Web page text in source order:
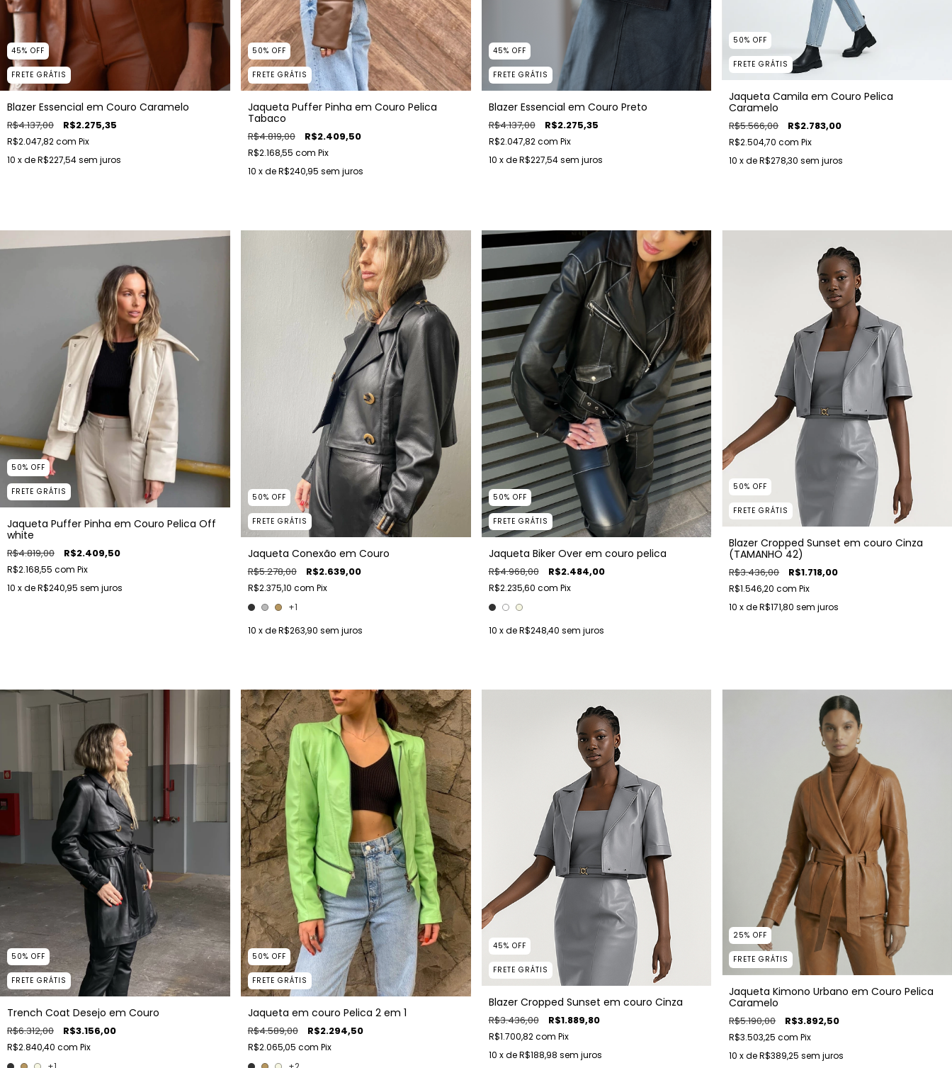
45% OFF
FRETE GRÁTIS
Blazer Essencial em Couro Caramelo
R$4.137,00 R$2.275,35
R$2.047,82com Pix
10 x deR$227,54sem juros
50% OFF
FRETE GRÁTIS
Jaqueta Puffer Pinha em Couro Pelica
Tabaco
R$4.819,00 R$2.409,50
R$2.168,55 com Pix
10 x deR$240,95 sem juros
45% OFF
FRETE GRÁTIS
Blazer Essencial em Couro Preto
R$4.137,00 R$2.275,35
R$2.047,82com Pix
10 x deR$227,54 sem juros
50%OFF
FRETE GRÁTIS
Jaqueta Camila em Couro Pelica
Caramelo
R$5.566,00 R$2.783,00
R$2.504,70com Pix
10 x deR$278,30 sem juros
50% OFF
FRETE GRÁTIS
Jaqueta Puffer Pinha em Couro Pelica Off
white
R$4.819,00 R$2.409,50
R$2.168,55 com Pix
10 x deR$240,95 sem juros
50% OFF
FRETE GRÁTIS
Jaqueta Conexão em Couro
R$5.278,00 R$2.639,00
R$2.375,10 com Pix
+1
10 x deR$263,90 sem juros
50% OFF
FRETE GRÁTIS
Jaqueta Biker Over em couro pelica
R$4.968,00 R$2.484,00
R$2.235,60 com Pix
10 x deR$248,40 sem juros
50%OFF
FRETE GRÁTIS
Blazer Cropped Sunset em couro Cinza
(TAMANHO 42)
R$3.436,00 R$1.718,00
R$1.546,20com Pix
10 x deR$171,80 sem juros
50% OFF
FRETE GRÁTIS
Trench Coat Desejo em Couro
R$6.312,00 R$3.156,00
R$2.840,40 com Pix
50% OFF
FRETE GRÁTIS
Jaqueta em couro Pelica 2 em 1
R$4.589,00 R$2.294,50
R$2.065,05 com Pix
45% OFF
FRETE GRÁTIS
Blazer Cropped Sunset em couro Cinza
R$3.436,00 R$1.889,80
R$1.700,82com Pix
10 x deR$188,98 sem juros
25%OFF
FRETE GRÁTIS
Jaqueta Kimono Urbano em Couro Pelica
Caramelo
R$5.190,00 R$3.892,50
R$3.503,25com Pix
10 x deR$389,25 sem juros